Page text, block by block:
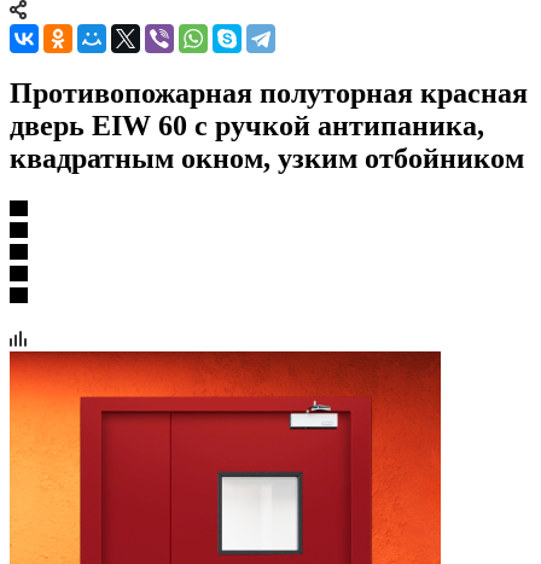
Противопожарная полуторная красная
дверь EIW 60 с ручкой антипаника,
квадратным окном, узким отбойником